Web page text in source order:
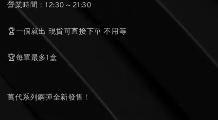
營業時間：12:30～21:30
🏆一個就出 現貨可直接下單 不用等
🏆每單最多1盒
萬代系列鋼彈全新發售！